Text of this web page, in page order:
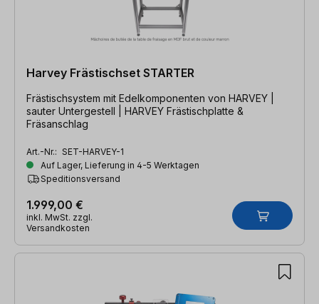
Harvey Frästischset STARTER
Frästischsystem mit Edelkomponenten von HARVEY |
sauter Untergestell | HARVEY Frästischplatte &
Fräsanschlag
Art.-Nr.: SET-HARVEY-1
Auf Lager, Lieferung in 4-5 Werktagen
Speditionsversand
1.999,00 €
inkl. MwSt. zzgl.
Versandkosten